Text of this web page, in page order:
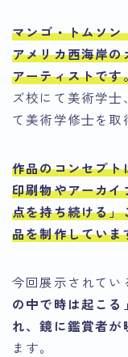
マンゴ・トムソ
アメリカ西海岸
アーティストです
ズ校にて美術学
て美術学修⼠を取
作品のコンセプ
印刷物やアーカ
点を持ち続ける
品を制作していま
今回展示されてい
の中で時は起こる
れ、鏡に鑑賞者が
ます。